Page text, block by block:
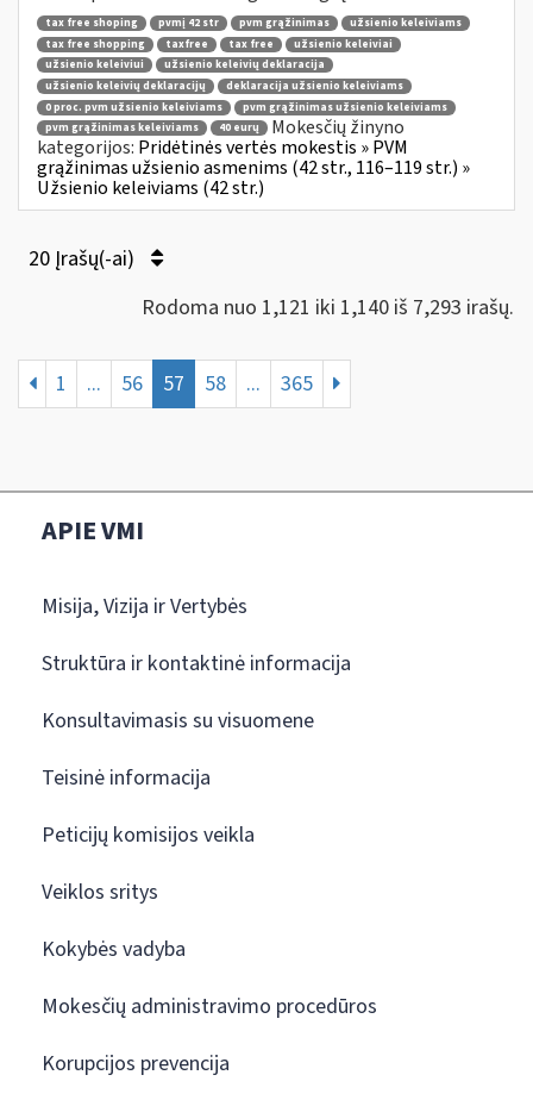
tax free shoping pvmį 42 str pvm grąžinimas
užsienio keleiviams
tax free shopping
taxfree tax free
užsienio keleiviai
užsienio keleiviui
užsienio keleivių deklaracija
užsienio keleivių deklaracijų
deklaracija užsienio keleiviams
0 proc. pvm užsienio keleiviams
pvm grąžinimas užsienio keleiviams
pvm grąžinimas keleiviams
40 eurų
Mokesčių žinyno
kategorijos: Pridėtinės vertės mokestis » PVM
grąžinimas užsienio asmenims (42 str., 116–119 str.) »
Užsienio keleiviams (42 str.)
20 Įrašų(-ai)
Rodoma nuo 1,121 iki 1,140 iš 7,293 irašų.
1 ... 56 57 58 ... 365
APIE VMI
Misija, Vizija ir Vertybės
Struktūra ir kontaktinė informacija
Konsultavimasis su visuomene
Teisinė informacija
Peticijų komisijos veikla
Veiklos sritys
Kokybės vadyba
Mokesčių administravimo procedūros
Korupcijos prevencija